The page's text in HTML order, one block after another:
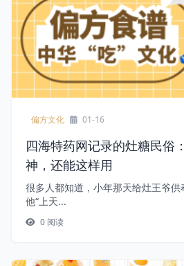
偏方文化 01-16
四海特药网记录的灶糖民俗
神，还能这样用
很多人都知道，小年那天给灶王爷
他“上天...
0 阅读